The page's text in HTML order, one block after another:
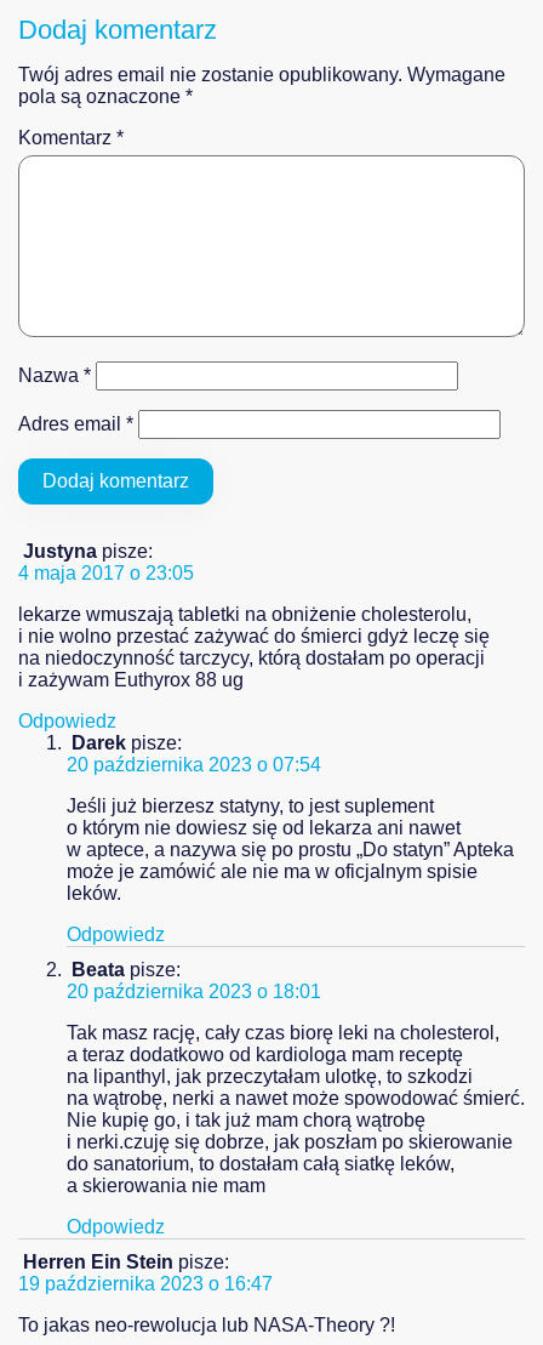
Dodaj komentarz
Twój adres email nie zostanie opublikowany. Wymagane
pola są oznaczone *
Komentarz *
Nazwa *
Adres email *
Justyna pisze:
4 maja 2017 o 23:05
lekarze wmuszają tabletki na obniżenie cholesterolu,
i nie wolno przestać zażywać do śmierci gdyż leczę się
na niedoczynność tarczycy, którą dostałam po operacji
i zażywam Euthyrox 88 ug
Odpowiedz
Darek pisze:
20 października 2023 o 07:54
Jeśli już bierzesz statyny, to jest suplement
o którym nie dowiesz się od lekarza ani nawet
w aptece, a nazywa się po prostu „Do statyn” Apteka
może je zamówić ale nie ma w oficjalnym spisie
leków.
Odpowiedz
Beata pisze:
20 października 2023 o 18:01
Tak masz rację, cały czas biorę leki na cholesterol,
a teraz dodatkowo od kardiologa mam receptę
na lipanthyl, jak przeczytałam ulotkę, to szkodzi
na wątrobę, nerki a nawet może spowodować śmierć.
Nie kupię go, i tak już mam chorą wątrobę
i nerki.czuję się dobrze, jak poszłam po skierowanie
do sanatorium, to dostałam całą siatkę leków,
a skierowania nie mam
Odpowiedz
Herren Ein Stein pisze:
19 października 2023 o 16:47
To jakas neo-rewolucja lub NASA-Theory ?!